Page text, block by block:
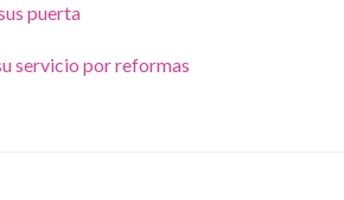
puerta
servicio por reformas